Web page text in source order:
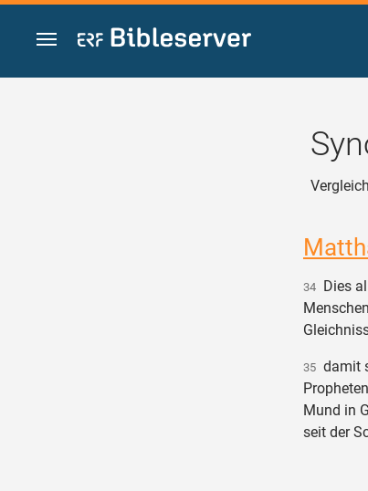
Zum Inhalt springen
34 Dies
35 damit
Mund in
seit der